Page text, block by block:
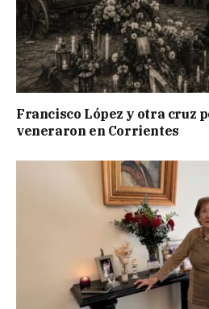
Francisco López y otra cruz
veneraron en Corrientes